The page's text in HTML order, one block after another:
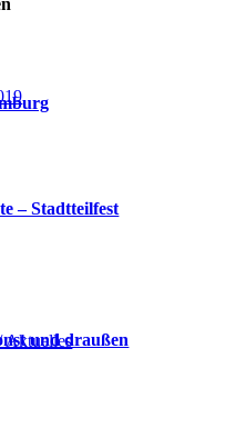
Aktuelles
– Stadtteilfest
und draußen